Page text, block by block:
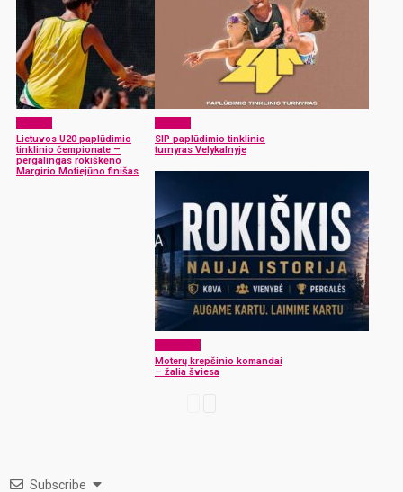
Lietuvos U20 paplūdimio
tinklinio čempionate –
pergalingas rokiškėno
Margirio Motiejūno finišas
SIP paplūdimio tinklinio
turnyras Velykalnyje
Moterų krepšinio komandai
– žalia šviesa
Subscribe